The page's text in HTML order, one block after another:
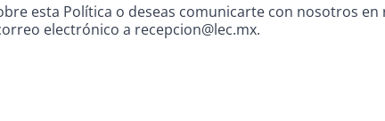
esta Política o deseas comunicarte con nosotros
electrónico a recepcion@lec.mx.